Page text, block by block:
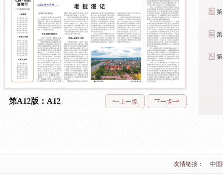
第A12版：A12 上一版 下一版
友情链接： 中